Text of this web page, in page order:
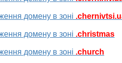
домену в зоні
домену в зоні .christmas
домену в зоні .church